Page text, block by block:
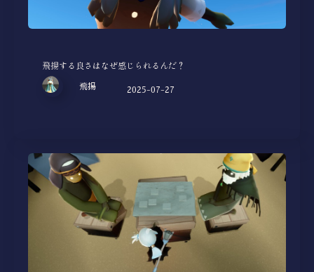
飛揚する良さはなぜ感じられるんだ？
飛揚 2025-07-27